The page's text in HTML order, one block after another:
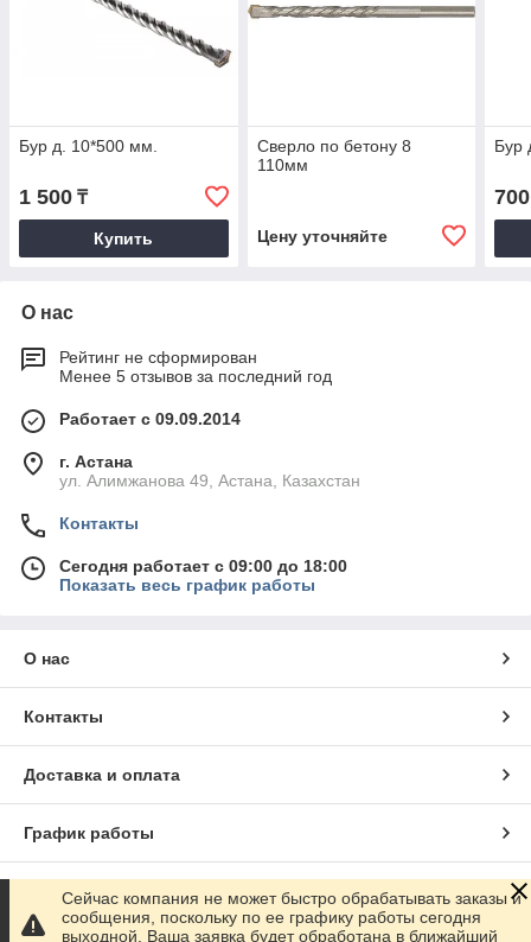
Бур д. 10*500 мм.
1 500 ₸
Купить
Сверло по бетону 8
110мм
Цену уточняйте
Бур
700
О нас
Рейтинг не сформирован
Менее 5 отзывов за последний год
Работает с 09.09.2014
г. Астана
ул. Алимжанова 49, Астана, Казахстан
Контакты
Сегодня работает с 09:00 до 18:00
Показать весь график работы
О нас
Контакты
Доставка и оплата
График работы
Полная версия сайта
Сейчас компания не может быстро обрабатывать заказы и
сообщения, поскольку по ее графику работы сегодня
выходной. Ваша заявка будет обработана в ближайший